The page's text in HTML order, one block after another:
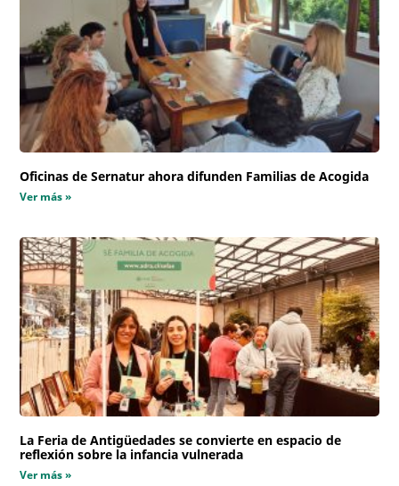
Oficinas de Sernatur ahora difunden Familias de Acogida
Ver más »
La Feria de Antigüedades se convierte en espacio de
reflexión sobre la infancia vulnerada
Ver más »